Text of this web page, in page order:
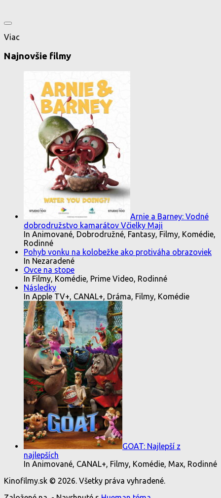
Viac
Najnovšie filmy
Arnie a Barney: Vodné
dobrodružstvo kamarátov Včielky Maji
In Animované, Dobrodružné, Fantasy, Filmy, Komédie,
Rodinné
Pohyb vonku na kolobežke ako protiváha obrazoviek
In Nezaradené
Ovce na stope
In Filmy, Komédie, Prime Video, Rodinné
Následky
In Apple TV+, CANAL+, Dráma, Filmy, Komédie
GOAT: Najlepší z
najlepších
In Animované, CANAL+, Filmy, Komédie, Max, Rodinné
Kinofilmy.sk © 2026. Všetky práva vyhradené.